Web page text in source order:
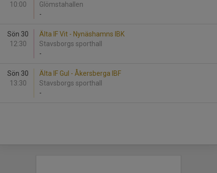
10:00
Glömstahallen
-
Sön 30
12:30
Älta IF Vit - Nynäshamns IBK
Stavsborgs sporthall
-
Sön 30
13:30
Älta IF Gul - Åkersberga IBF
Stavsborgs sporthall
-